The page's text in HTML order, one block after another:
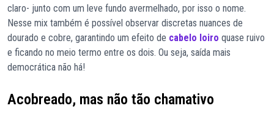
claro- junto com um leve fundo avermelhado, por isso o nome.
Nesse mix também é possível observar discretas nuances de
dourado e cobre, garantindo um efeito de cabelo loiro quase ruivo
e ficando no meio termo entre os dois. Ou seja, saída mais
democrática não há!
Acobreado, mas não tão chamativo